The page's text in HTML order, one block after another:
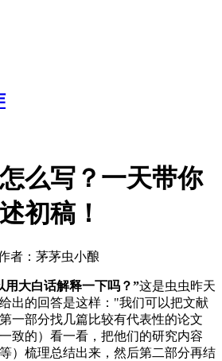
么写？一天带你
初稿！
者：茅茅虫小酿
用大白话解释一下吗？”这是虫虫昨天
出的回答是这样："我们可以把文献
一部分找几篇比较有代表性的论文
致的）看一看，把他们的研究内容
）梳理总结出来，然后第二部分再结